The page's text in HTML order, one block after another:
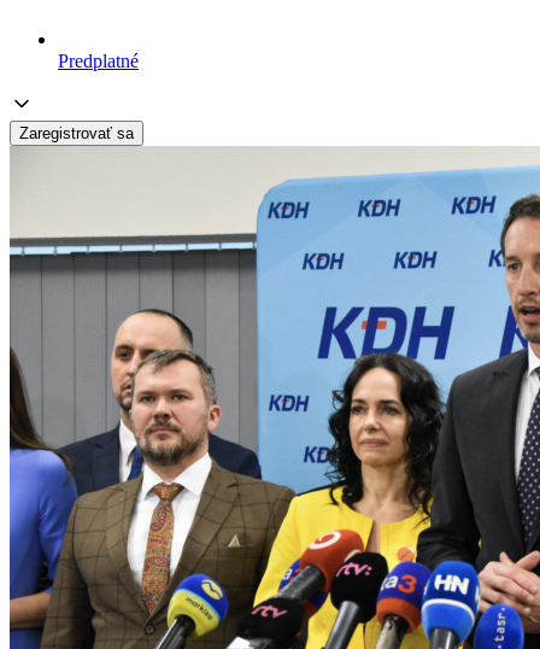
Predplatné
Zaregistrovať sa